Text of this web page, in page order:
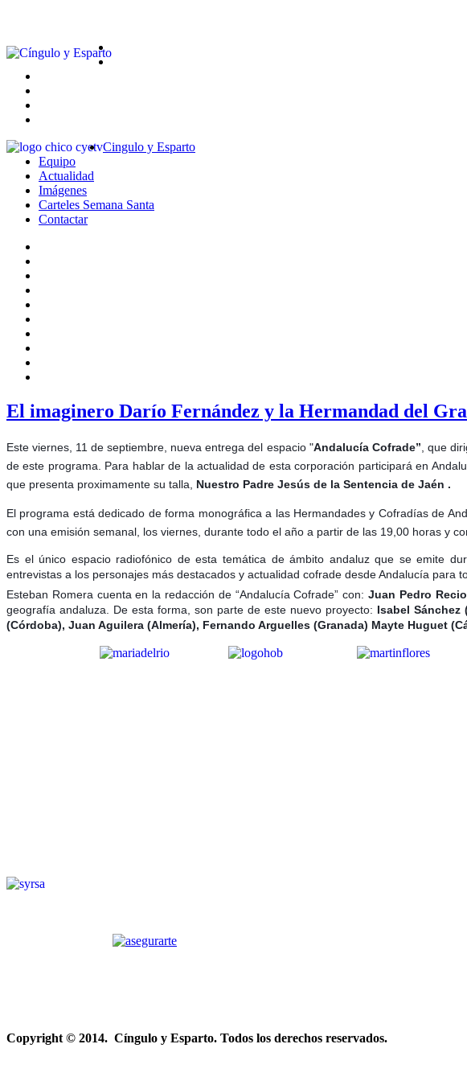
Cingulo y Esparto
Equipo
Actualidad
Imágenes
Carteles Semana Santa
Contactar
El imaginero Darío Fernández y la Hermandad del
Este viernes, 11 de septiembre, nueva entrega del espacio "Andalucía Cofrade” , que
de este programa. Para hablar de la actualidad de esta corporación participará en
que presenta proximamente su talla, Nuestro Padre Jesús de la Sentencia de Jaén .
El programa está dedicado de forma monográfica a las Hermandades y Cofradías de
con una emisión semanal, los viernes, durante todo el año a partir de las 19,00 horas y
Es el único espacio radiofónico de esta temática de ámbito andaluz que se emite
entrevistas a los personajes más destacados y actualidad cofrade desde Andalucía
Esteban Romera cuenta en la redacción de “Andalucía Cofrade” con: Juan Pedro
geografía andaluza. De esta forma, son parte de este nuevo proyecto: Isabel Sánchez
(Córdoba), Juan Aguilera (Almería), Fernando Arguelles (Granada) Mayte Huguet
Copyright © 2014. Cíngulo y Esparto. Todos los derechos reservados.